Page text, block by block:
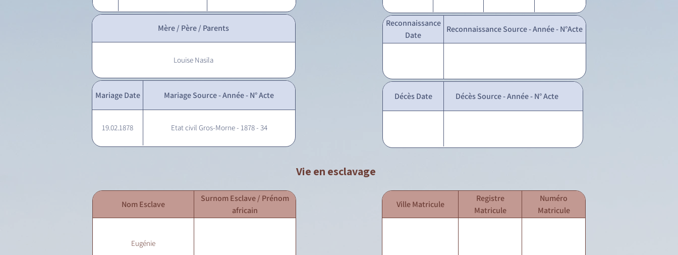
Mère / Père / Parents
Louise Nasila
Mariage Date Mariage Source - Année - N° Acte
19.02.1878 Etat civil Gros-Morne - 1878 - 34
Reconnaissance
Date
Reconnaissance Source - Année - N°Acte
Décès Date Décès Source - Année - N° Acte
Vie en esclavage
Nom Esclave
Surnom Esclave / Prénom
africain
Eugénie
Ville Matricule
Registre
Matricule
Numéro
Matricule